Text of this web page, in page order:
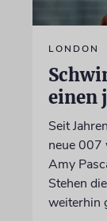
LONDON
einen
Seit
neue 007
Amy
Stehen
weiterhin